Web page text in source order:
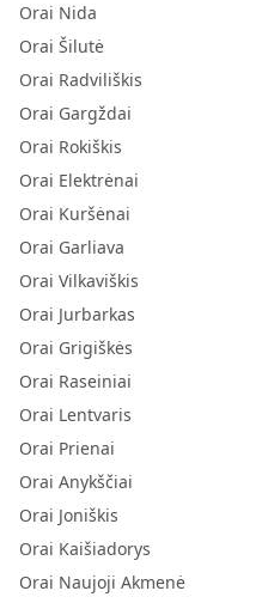
Orai Nida
Orai Šilutė
Orai Radviliškis
Orai Gargždai
Orai Rokiškis
Orai Elektrėnai
Orai Kuršėnai
Orai Garliava
Orai Vilkaviškis
Orai Jurbarkas
Orai Grigiškės
Orai Raseiniai
Orai Lentvaris
Orai Prienai
Orai Anykščiai
Orai Joniškis
Orai Kaišiadorys
Orai Naujoji Akmenė